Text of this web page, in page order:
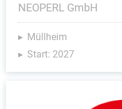
NEOPERL GmbH
Müllheim
Start: 2027